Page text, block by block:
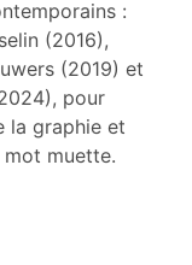
:
(2016),
(2019) et
pour
la graphie et
muette.